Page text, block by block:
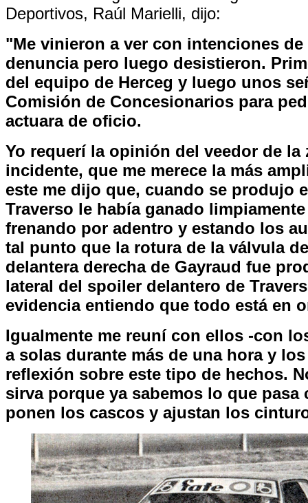
Deportivos, Raúl Marielli, dijo:
"Me vinieron a ver con intenciones de
denuncia pero luego desistieron.
del equipo de Herceg y luego unos
Comisión de Concesionarios para
actuara de oficio.
Yo requerí la opinión del veedor de la
incidente, que me merece la más
este me dijo que, cuando se produjo
Traverso le había ganado
frenando por adentro y estando los
tal punto que la rotura de la válvula
delantera derecha de Gayraud fue
lateral del spoiler delantero de
evidencia entiendo que todo está en
Igualmente me reuní con ellos -con
a solas durante más de una hora y
reflexión sobre este tipo de hechos.
sirva porque ya sabemos lo que pasa
ponen los cascos y ajustan los